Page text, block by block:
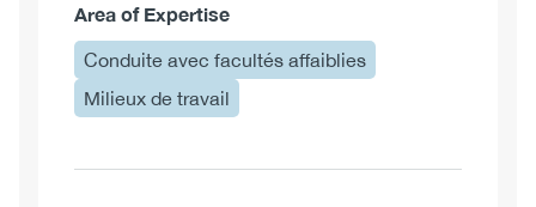
Area of Expertise
Conduite avec facultés affaiblies
Milieux de travail